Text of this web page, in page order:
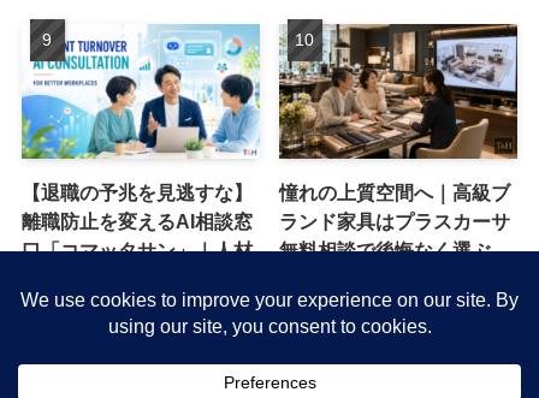
【退職の予兆を見逃すな】
離職防止を変えるAI相談窓
口「コマッタサン」｜人材
2026-07-16 働き方改革 1
憧れの上質空間へ｜高級ブ
ランド家具はプラスカーサ
無料相談で後悔なく選ぶ
1